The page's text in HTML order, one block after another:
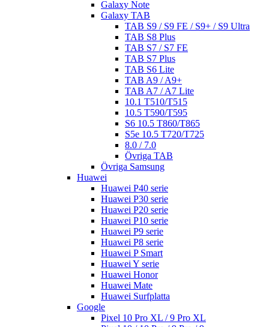
Galaxy Note
Galaxy TAB
TAB S9 / S9 FE / S9+ / S9 Ultra
TAB S8 Plus
TAB S7 / S7 FE
TAB S7 Plus
TAB S6 Lite
TAB A9 / A9+
TAB A7 / A7 Lite
10.1 T510/T515
10.5 T590/T595
S6 10.5 T860/T865
S5e 10.5 T720/T725
8.0 / 7.0
Övriga TAB
Övriga Samsung
Huawei
Huawei P40 serie
Huawei P30 serie
Huawei P20 serie
Huawei P10 serie
Huawei P9 serie
Huawei P8 serie
Huawei P Smart
Huawei Y serie
Huawei Honor
Huawei Mate
Huawei Surfplatta
Google
Pixel 10 Pro XL / 9 Pro XL